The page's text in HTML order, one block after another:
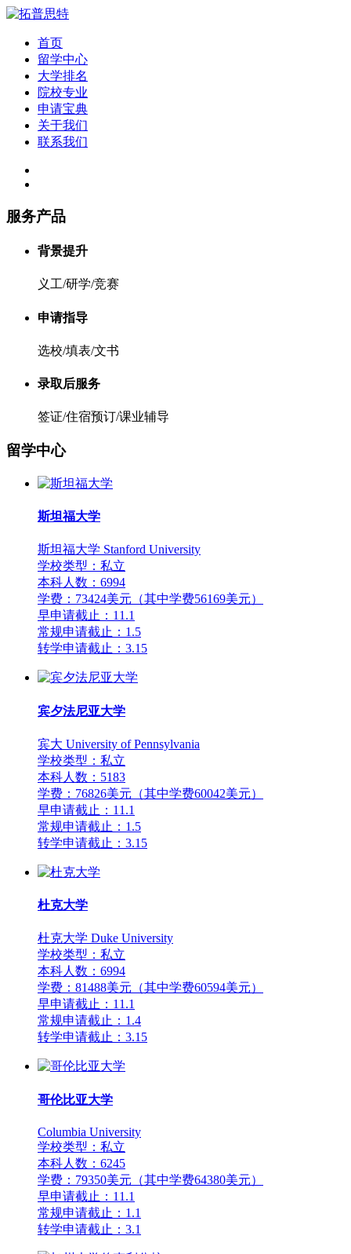
首页
留学中心
大学排名
院校专业
申请宝典
关于我们
联系我们
服务产品
背景提升
义工/研学/竞赛
申请指导
选校/填表/文书
录取后服务
签证/住宿预订/课业辅导
留学中心
斯坦福大学
斯坦福大学 Stanford University
学校类型：私立
本科人数：6994
学费：73424美元（其中学费56169美元）
早申请截止：11.1
常规申请截止：1.5
转学申请截止：3.15
宾夕法尼亚大学
宾大 University of Pennsylvania
学校类型：私立
本科人数：5183
学费：76826美元（其中学费60042美元）
早申请截止：11.1
常规申请截止：1.5
转学申请截止：3.15
杜克大学
杜克大学 Duke University
学校类型：私立
本科人数：6994
学费：81488美元（其中学费60594美元）
早申请截止：11.1
常规申请截止：1.4
转学申请截止：3.15
哥伦比亚大学
Columbia University
学校类型：私立
本科人数：6245
学费：79350美元（其中学费64380美元）
早申请截止：11.1
常规申请截止：1.1
转学申请截止：3.1